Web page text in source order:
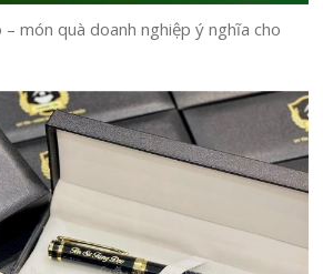
– món quà doanh nghiệp ý nghĩa cho